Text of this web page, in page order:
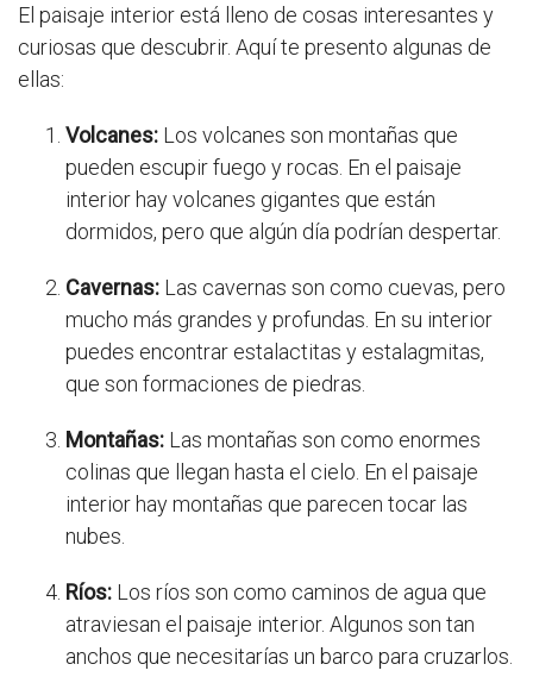
El paisaje interior está lleno de cosas interesantes y
curiosas que descubrir. Aquí te presento algunas de
ellas:
Volcanes: Los volcanes son montañas que
pueden escupir fuego y rocas. En el paisaje
interior hay volcanes gigantes que están
dormidos, pero que algún día podrían despertar.
Cavernas: Las cavernas son como cuevas, pero
mucho más grandes y profundas. En su interior
puedes encontrar estalactitas y estalagmitas,
que son formaciones de piedras.
Montañas: Las montañas son como enormes
colinas que llegan hasta el cielo. En el paisaje
interior hay montañas que parecen tocar las
nubes.
Ríos: Los ríos son como caminos de agua que
atraviesan el paisaje interior. Algunos son tan
anchos que necesitarías un barco para cruzarlos.